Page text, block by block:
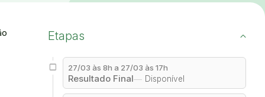
Etapas
27/03 às 8h a 27/03 às 17h
Resultado Final Disponível